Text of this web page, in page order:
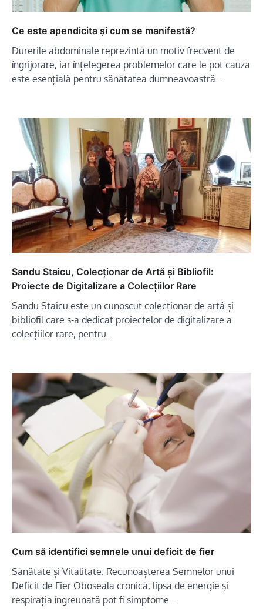
Ce este apendicita și cum se manifestă?
Durerile abdominale reprezintă un motiv frecvent de
îngrijorare, iar înțelegerea problemelor care le pot cauza
este esențială pentru sănătatea dumneavoastră.…
Sandu Staicu, Colecționar de Artă și Bibliofil:
Proiecte de Digitalizare a Colecțiilor Rare
Sandu Staicu este un cunoscut colecționar de artă și
bibliofil care s-a dedicat proiectelor de digitalizare a
colecțiilor rare, pentru…
Cum să identifici semnele unui deficit de fier
Sănătate și Vitalitate: Recunoașterea Semnelor unui
Deficit de Fier Oboseala cronică, lipsa de energie și
respirația îngreunată pot fi simptome…